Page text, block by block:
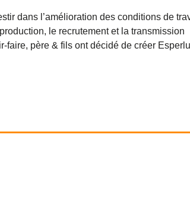
dans l’amélioration des conditions de
le recrutement et la transmission
faire, père & fils ont décidé de créer